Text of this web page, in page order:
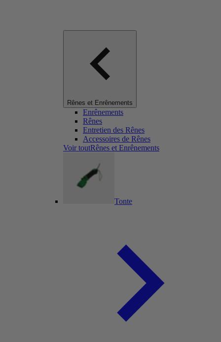
Rênes et Enrênements
Enrênements
Rênes
Entretien des Rênes
Accessoires de Rênes
Voir toutRênes et Enrênements
Tonte